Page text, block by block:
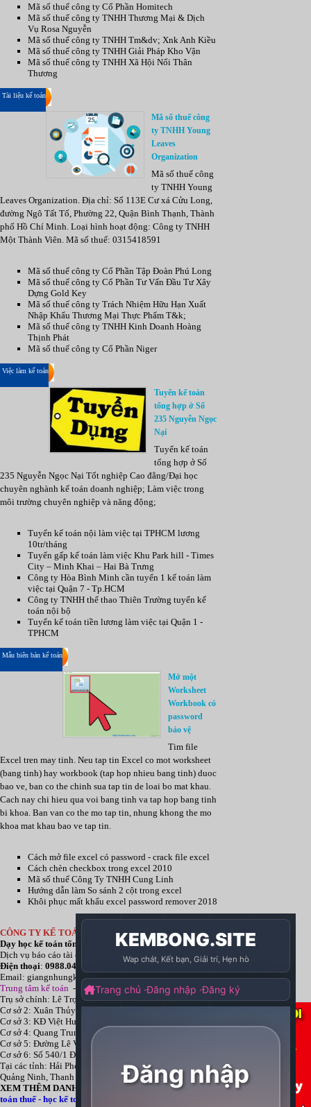
Mã số thuế công ty Cổ Phần Homitech
Mã số thuế công ty TNHH Thương Mại & Dịch
Vụ Rosa Nguyễn
Mã số thuế công ty TNHH Tm&dv; Xnk Anh Kiều
Mã số thuế công ty TNHH Giải Pháp Kho Vận
Mã số thuế công ty TNHH Xã Hội Nối Thân
Thương
Tài liệu kế toán
Mã số thuế công
ty TNHH Young
Leaves
Organization
Mã số thuế công
ty TNHH Young
Leaves Organization. Địa chỉ: Số 113E Cư xá Cửu Long,
đường Ngô Tất Tố, Phường 22, Quận Bình Thạnh, Thành
phố Hồ Chí Minh. Loại hình hoạt động: Công ty TNHH
Một Thành Viên. Mã số thuế: 0315418591
Mã số thuế công ty Cổ Phần Tập Đoàn Phú Long
Mã số thuế công ty Cổ Phần Tư Vấn Đầu Tư Xây
Dựng Gold Key
Mã số thuế công ty Trách Nhiệm Hữu Hạn Xuất
Nhập Khẩu Thương Mại Thực Phẩm T&k;
Mã số thuế công ty TNHH Kinh Doanh Hoàng
Thịnh Phát
Mã số thuế công ty Cổ Phần Niger
Việc làm kế toán
Tuyển kế toán
tổng hợp ở Số
235 Nguyễn Ngọc
Nại
Tuyển kế toán
tổng hợp ở Số
235 Nguyễn Ngọc Nại Tốt nghiệp Cao đẳng/Đại học
chuyên nghành kế toán doanh nghiệp; Làm việc trong
môi trường chuyên nghiệp và năng động;
Tuyển kế toán nội làm việc tại TPHCM lương
10tr/tháng
Tuyển gấp kế toán làm việc Khu Park hill - Times
City – Minh Khai – Hai Bà Trưng
Công ty Hòa Bình Minh cần tuyển 1 kế toán làm
việc tại Quận 7 - Tp.HCM
Công ty TNHH thể thao Thiên Trường tuyển kế
toán nội bộ
Tuyển kế toán tiền lương làm việc tại Quận 1 -
TPHCM
Mẫu biên bản kế toán
Mở một
Worksheet
Workbook có
password
bảo vệ
Tim file
Excel tren may tinh. Neu tap tin Excel co mot worksheet
(bang tinh) hay workbook (tap hop nhieu bang tinh) duoc
bao ve, ban co the chinh sua tap tin de loai bo mat khau.
Cach nay chi hieu qua voi bang tinh va tap hop bang tinh
bi khoa. Ban van co the mo tap tin, nhung khong the mo
khoa mat khau bao ve tap tin.
Cách mở file excel có password - crack file excel
Cách chèn checkbox trong excel 2010
Mã số thuế Công Ty TNHH Cung Linh
Hướng dẫn làm So sánh 2 cột trong excel
Khôi phục mất khẩu excel password remover 2018
CÔNG TY KẾ TOÁN HÀ NỘI
Dạy học kế toán tổng hợp
thực tế cấp tốc mọi trình độ
Dịch vụ báo cáo tài chính
chuyên nghiệp uy tín giá rẻ
Điện thoại: 0988.043.053
Email: giangnhungkthn@gmail.com
Trung tâm kế toán - Công tykế toán hà nội d ạyhọc kế toán tại:
Trụ sở chính: Lê Trọng Tấn - Thanh Xuân - Hà Nội
Cơ sở 2: Xuân Thủy - Cầu Giấy - Hà Nội
Cơ sở 3: KĐ Việt Hưng - Long Biên - Hà Nội
Cơ sở 4: Quang Trung - Hà Đông - Hà Nội
Cơ sở 5: Đường Lê Văn Thịnh – P. Suối Hoa– Tp. Bắc Ninh.
Cơ sở 6: Số 540/1 Đường Cách mạng tháng 8 – Quận 3 – Tp. Hồ Chí Minh.
Tại các tỉnh: Hải Phòng, Nam Định, Bắc Ninh, Thái bình, Bắc Giang, Vĩnh Phúc,
Quảng Ninh, Thanh Hóa, Phú Thọ, Thái Nguyên, TPHCM
XEM THÊM DANH MỤC:
Địa chỉ học kế toán- Học kế toán thực hành
Học kế
toán thuế- học kế toán tổng hợp